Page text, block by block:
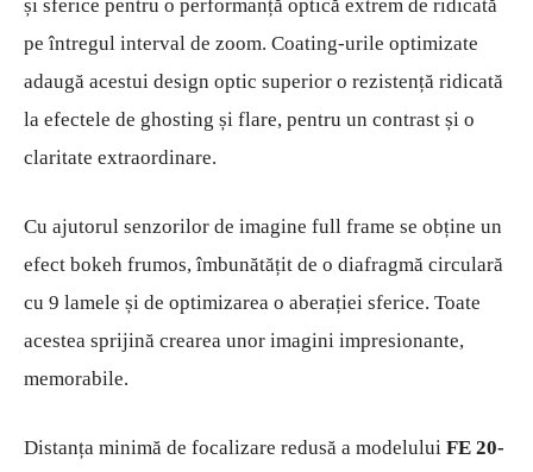
și sferice pentru o performanță optică extrem de ridicată
pe întregul interval de zoom. Coating-urile optimizate
adaugă acestui design optic superior o rezistență ridicată
la efectele de ghosting și flare, pentru un contrast și o
claritate extraordinare.
Cu ajutorul senzorilor de imagine full frame se obține un
efect bokeh frumos, îmbunătățit de o diafragmă circulară
cu 9 lamele și de optimizarea o aberației sferice. Toate
acestea sprijină crearea unor imagini impresionante,
memorabile.
Distanța minimă de focalizare redusă a modelului FE 20-